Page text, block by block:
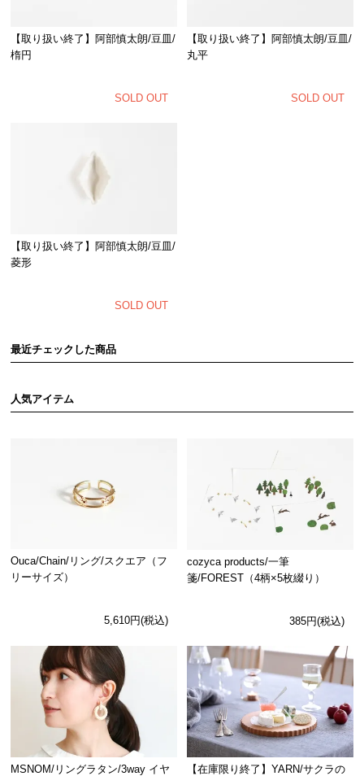
【取り扱い終了】阿部慎太朗/豆皿/
楕円
SOLD OUT
【取り扱い終了】阿部慎太朗/豆皿/
丸平
SOLD OUT
【取り扱い終了】阿部慎太朗/豆皿/
菱形
SOLD OUT
最近チェックした商品
人気アイテム
Ouca/Chain/リング/スクエア（フ
リーサイズ）
5,610円(税込)
cozyca products/一筆
箋/FOREST（4柄×5枚綴り）
385円(税込)
MSNOM/リングラタン/3way イヤ
【在庫限り終了】YARN/サクラの